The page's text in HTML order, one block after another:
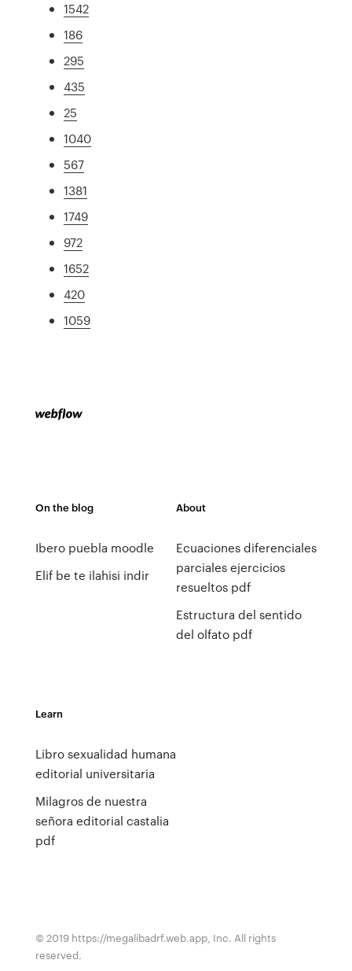
1542
186
295
435
25
1040
567
1381
1749
972
1652
420
1059
On the blog
Ibero puebla moodle
Elif be te ilahisi indir
About
Ecuaciones diferenciales
parciales ejercicios
resueltos pdf
Estructura del sentido
del olfato pdf
Learn
Libro sexualidad humana
editorial universitaria
Milagros de nuestra
señora editorial castalia
pdf
© 2019 https://megalibadrf.web.app, Inc. All rights
reserved.